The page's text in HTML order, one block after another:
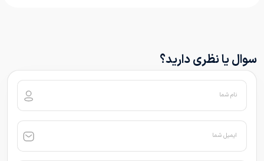
سوال یا نظری دارید؟
نام شما
ایمیل شما